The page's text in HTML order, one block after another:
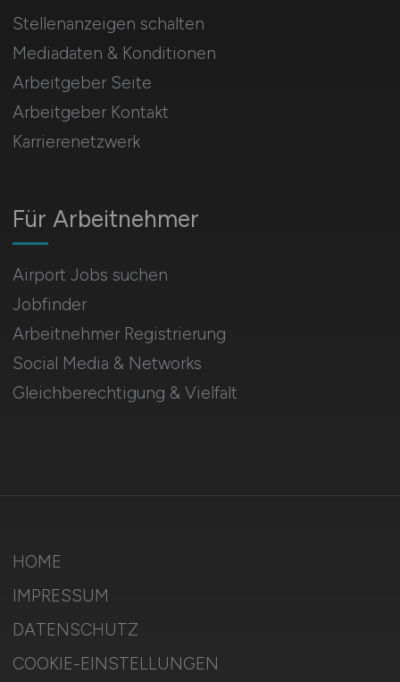
Für Arbeitnehmer
Airport Jobs suchen
Jobfinder
Arbeitnehmer Registrierung
Social Media & Networks
Gleichberechtigung & Vielfalt
Stellenanzeigen schalten
Mediadaten & Konditionen
Arbeitgeber Seite
Arbeitgeber Kontakt
Karrierenetzwerk
HOME
IMPRESSUM
DATENSCHUTZ
COOKIE-EINSTELLUNGEN